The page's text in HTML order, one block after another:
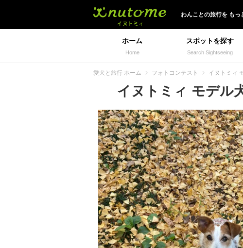
わんことの旅行を もっ
ホーム
Home
スポットを探す
Search Sightseeing
愛犬と旅行 ホーム フォトコンテスト イヌトミィ
イヌトミィ モデル